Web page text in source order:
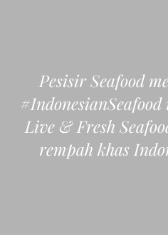
Pesisir Seafood
Live & Fresh
rempah khas